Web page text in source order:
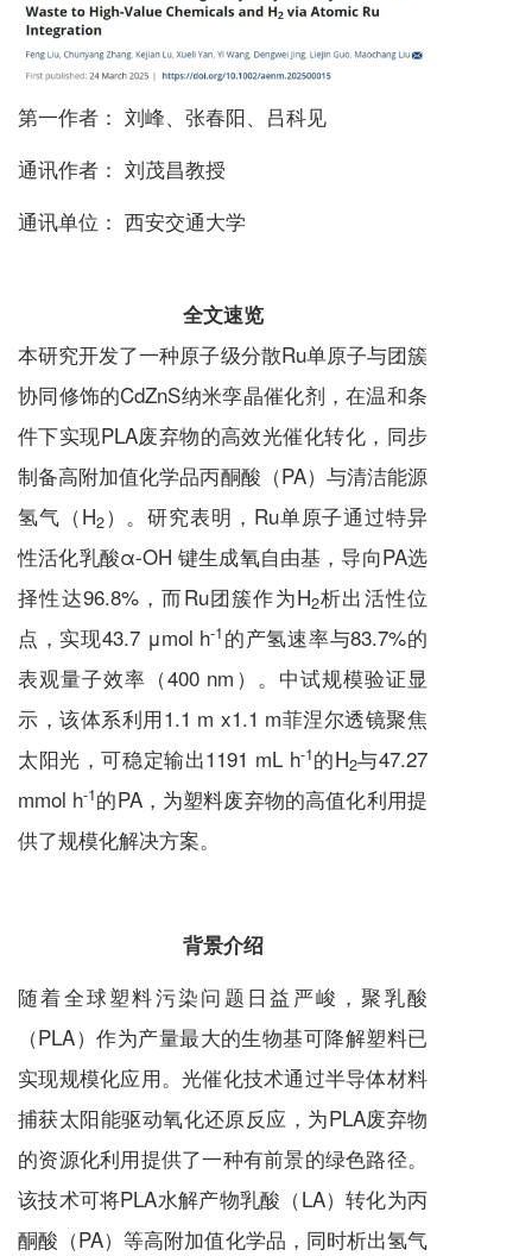
第一作者： 刘峰、张春阳、吕科见
通讯作者： 刘茂昌教授
通讯单位： 西安交通大学
全文速览
本研究开发了一种原子级分散Ru单原子与团簇
协同修饰的CdZnS纳米孪晶催化剂，在温和条
件下实现PLA废弃物的高效光催化转化，同步
制备高附加值化学品丙酮酸（PA）与清洁能源
氢气（H2）。研究表明，Ru单原子通过特异
性活化乳酸α-OH 键生成氧自由基，导向PA选
择性达96.8%，而Ru团簇作为H2析出活性位
点，实现43.7 μmol h-1 的产氢速率与83.7%的
表观量子效率（400 nm）。中试规模验证显
示，该体系利用1.1 m x1.1 m菲涅尔透镜聚焦
太阳光，可稳定输出1191 mL h-1的H2与47.27
mmol h-1的PA，为塑料废弃物的高值化利用提
供了规模化解决方案。
背景介绍
随着全球塑料污染问题日益严峻，聚乳酸
（PLA）作为产量最大的生物基可降解塑料已
实现规模化应用。光催化技术通过半导体材料
捕获太阳能驱动氧化还原反应， 为PLA废弃物
的资源化利用提供了一种有前景的绿色路径。
该技术可将PLA水解产物乳酸（LA）转化为丙
酮酸（PA）等高附加值化学品，同时析出氢气